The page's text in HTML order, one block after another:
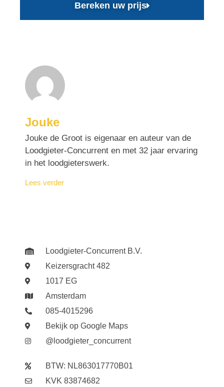
Bereken uw prijs
Jouke
Jouke de Groot is eigenaar en auteur van de
Loodgieter-Concurrent en met 32 jaar ervaring
in het loodgieterswerk.
Lees verder
Loodgieter-Concurrent B.V.
Keizersgracht 482
1017 EG
Amsterdam
085-4015296
Bekijk op Google Maps
@loodgieter_concurrent
BTW: NL863017770B01
KVK 83874682